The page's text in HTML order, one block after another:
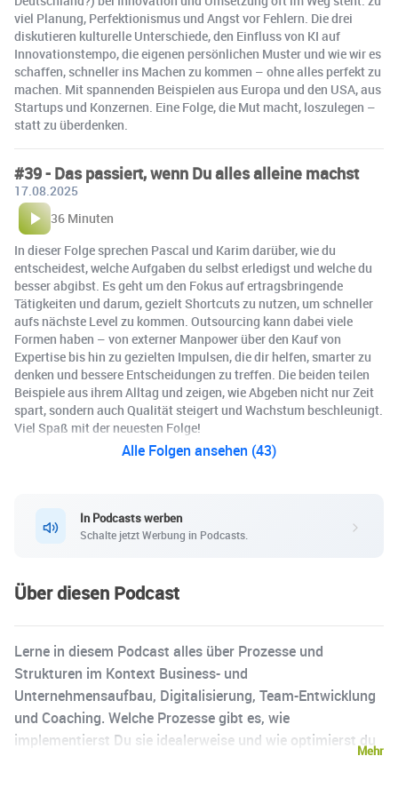
viel Planung, Perfektionismus und Angst vor Fehlern. Die drei
diskutieren kulturelle Unterschiede, den Einfluss von KI auf
Innovationstempo, die eigenen persönlichen Muster und wie wir es
schaffen, schneller ins Machen zu kommen – ohne alles perfekt zu
machen. Mit spannenden Beispielen aus Europa und den USA, aus
Startups und Konzernen. Eine Folge, die Mut macht, loszulegen –
statt zu überdenken.
#39 - Das passiert, wenn Du alles alleine machst
17.08.2025
36 Minuten
In dieser Folge sprechen Pascal und Karim darüber, wie du
entscheidest, welche Aufgaben du selbst erledigst und welche du
besser abgibst. Es geht um den Fokus auf ertragsbringende
Tätigkeiten und darum, gezielt Shortcuts zu nutzen, um schneller
aufs nächste Level zu kommen. Outsourcing kann dabei viele
Formen haben – von externer Manpower über den Kauf von
Expertise bis hin zu gezielten Impulsen, die dir helfen, smarter zu
denken und bessere Entscheidungen zu treffen. Die beiden teilen
Beispiele aus ihrem Alltag und zeigen, wie Abgeben nicht nur Zeit
spart, sondern auch Qualität steigert und Wachstum beschleunigt.
Viel Spaß mit der neuesten Folge!
Alle Folgen ansehen (43)
In Podcasts werben
Schalte jetzt Werbung in Podcasts.
Über diesen Podcast
Lerne in diesem Podcast alles über Prozesse und
Strukturen im Kontext Business- und
Unternehmensaufbau, Digitalisierung, Team-Entwicklung
und Coaching. Welche Prozesse gibt es, wie
implementierst Du sie idealerweise und wie optimierst du
Mehr